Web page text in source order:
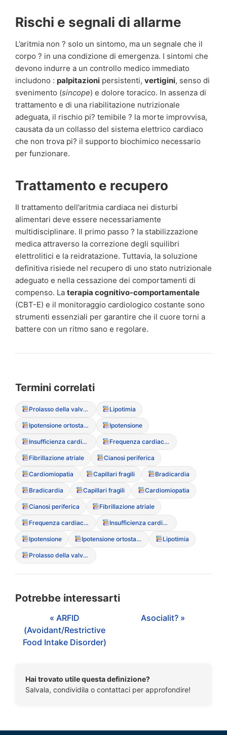
Rischi e segnali di allarme
L’aritmia non ? solo un sintomo, ma un segnale che il
corpo ? in una condizione di emergenza. I sintomi che
devono indurre a un controllo medico immediato
includono : palpitazioni persistenti, vertigini, senso di
svenimento (sincope) e dolore toracico. In assenza di
trattamento e di una riabilitazione nutrizionale
adeguata, il rischio pi? temibile ? la morte improvvisa,
causata da un collasso del sistema elettrico cardiaco
che non trova pi? il supporto biochimico necessario
per funzionare.
Trattamento e recupero
Il trattamento dell’aritmia cardiaca nei disturbi
alimentari deve essere necessariamente
multidisciplinare. Il primo passo ? la stabilizzazione
medica attraverso la correzione degli squilibri
elettrolitici e la reidratazione. Tuttavia, la soluzione
definitiva risiede nel recupero di uno stato nutrizionale
adeguato e nella cessazione dei comportamenti di
compenso. La terapia cognitivo-comportamentale
(CBT-E) e il monitoraggio cardiologico costante sono
strumenti essenziali per garantire che il cuore torni a
battere con un ritmo sano e regolare.
Termini correlati
Prolasso della valvola mitrale Lipotimia
Ipotensione ortostatica Ipotensione
Insufficienza cardiaca congestizia Frequenza cardiaca a riposo
Fibrillazione atriale Cianosi periferica
Cardiomiopatia Capillari fragili Bradicardia
Bradicardia Capillari fragili Cardiomiopatia
Cianosi periferica Fibrillazione atriale
Frequenza cardiaca a riposo Insufficienza cardiaca congestizia
Ipotensione Ipotensione ortostatica Lipotimia
Prolasso della valvola mitrale
Potrebbe interessarti
« ARFID
(Avoidant/Restrictive
Food Intake Disorder)
Asocialit? »
Hai trovato utile questa definizione?
Salvala, condividila o contattaci per approfondire!